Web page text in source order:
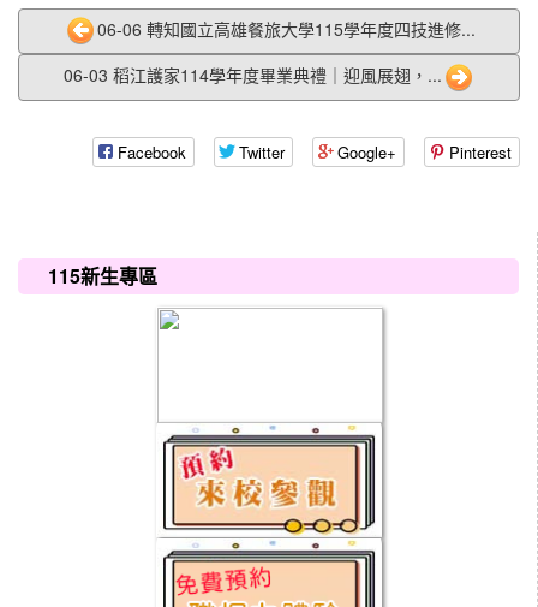
06-06 轉知國立高雄餐旅大學115學年度四技進修...
06-03 稻江護家114學年度畢業典禮｜迎風展翅，...
Facebook Twitter Google+ Pinterest
115新生專區